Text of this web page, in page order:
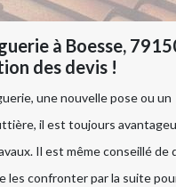
à Boesse,
des devis !
une nouvelle pose ou un
il est toujours
Il est même conseillé de
les confronter par la suite